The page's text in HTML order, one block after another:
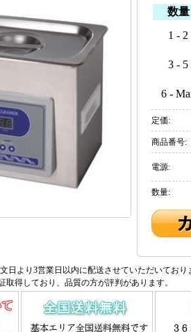
数量
1 - 2
3 - 5
6 -
定価:
商品番号:
電源:
数量:
日より3営業日以内に配送させていただいてお
取得しており、品質の方が評判があります。